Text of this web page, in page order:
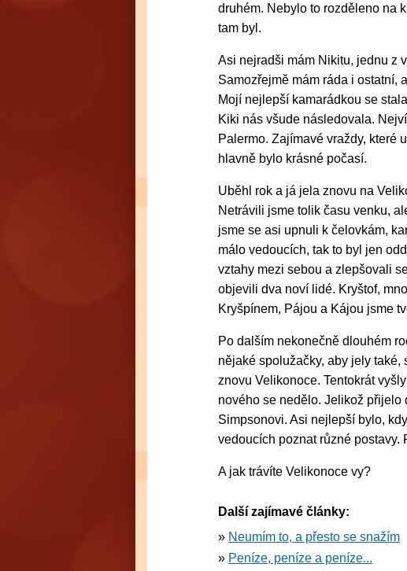
druhém. Nebylo to rozděleno na
tam byl.
Asi nejradši mám Nikitu, jednu z
Samozřejmě mám ráda i ostatní,
Mojí nejlepší kamarádkou se
Kiki nás všude následovala.
Palermo. Zajímavé vraždy, které
hlavně bylo krásné počasí.
Uběhl rok a já jela znovu na
Netrávili jsme tolik času venku,
jsme se asi upnuli k čelovkám,
málo vedoucích, tak to byl jen
vztahy mezi sebou a zlepšovali
objevili dva noví lidé. Kryštof,
Kryšpínem, Pájou a Kájou jsme
Po dalším nekonečně dlouhém
nějaké spolužačky, aby jely
znovu Velikonoce. Tentokrát
nového se nedělo. Jelikož přijelo
Simpsonovi. Asi nejlepší bylo,
vedoucích poznat různé postavy.
A jak trávíte Velikonoce vy?
Další zajímavé články:
Neumím to, a přesto se snažím
Peníze, peníze a peníze...